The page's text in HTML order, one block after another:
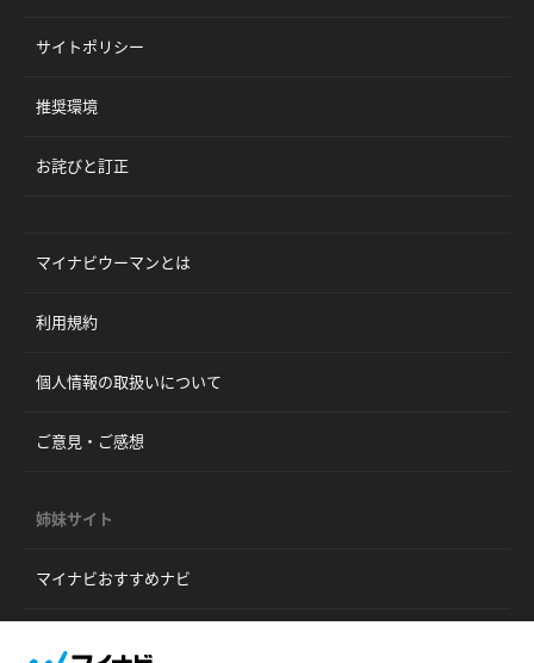
サイトポリシー
推奨環境
お詫びと訂正
マイナビウーマンとは
利用規約
個人情報の取扱いについて
ご意見・ご感想
姉妹サイト
マイナビおすすめナビ